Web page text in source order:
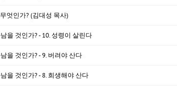
엇인가? (김대성 목사)
을 것인가? - 10. 성령이 살린다
을 것인가? - 9. 버려야 산다
을 것인가? - 8. 희생해야 산다